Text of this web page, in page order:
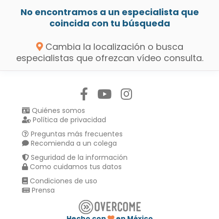
No encontramos a un especialista que
coincida con tu búsqueda
Cambia la localización o busca
especialistas que ofrezcan vídeo consulta.
Quiénes somos
Política de privacidad
Preguntas más frecuentes
Recomienda a un colega
Seguridad de la información
Como cuidamos tus datos
Condiciones de uso
Prensa